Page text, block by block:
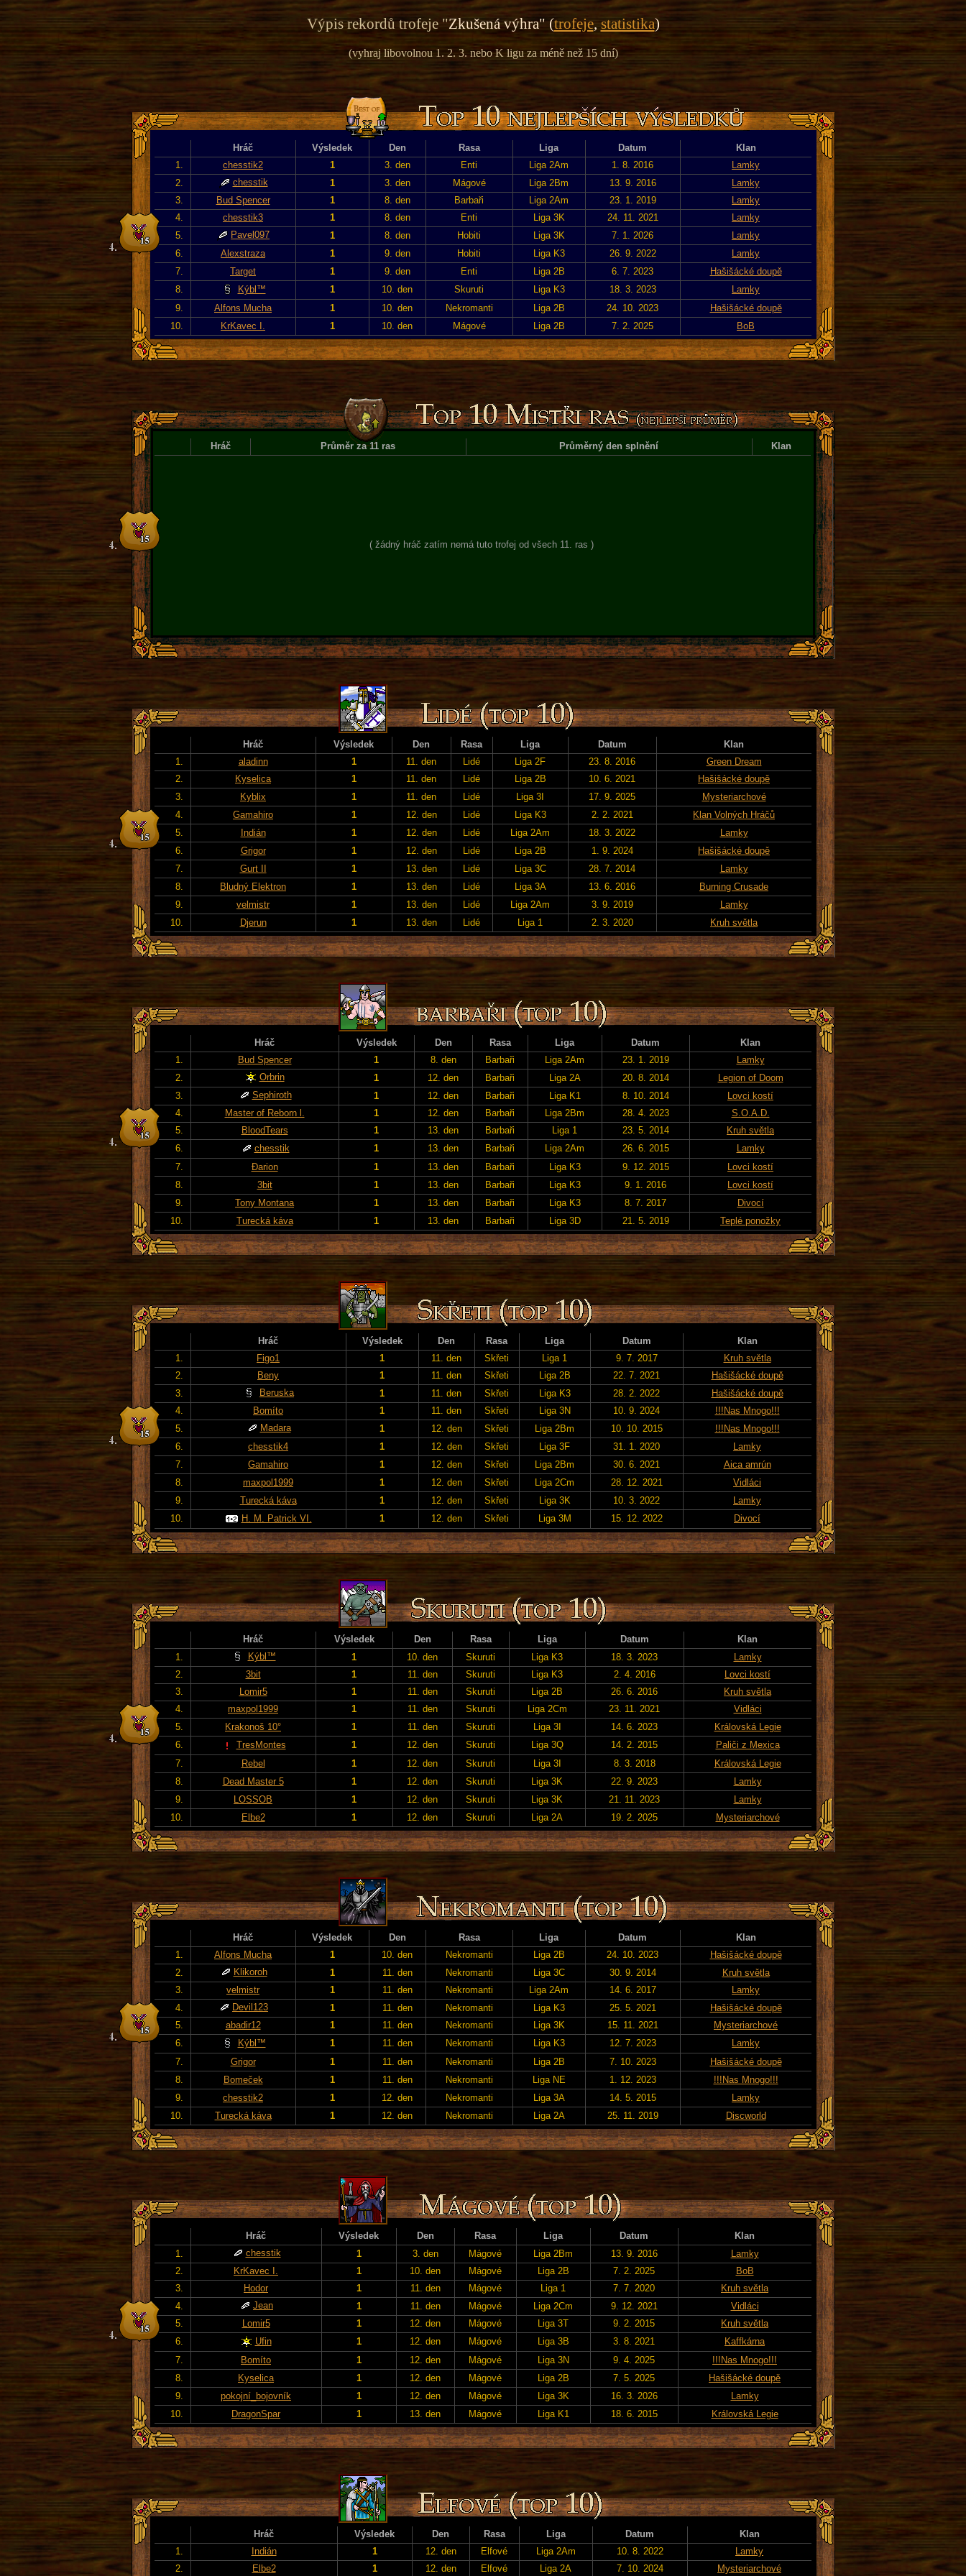
Výpis rekordů trofeje "Zkušená výhra" (trofeje,statistika)
(vyhraj libovolnou 1. 2. 3. nebo K ligu za méně než 15 dní)
Hráč Výsledek Den Rasa Liga Datum
Klan
1.
chesstik2 1 3. den Enti Liga 2Am 1. 8. 2016
Lamky
2.
chesstik 1 3. den Mágové Liga 2Bm 13. 9. 2016
Lamky
3.
Bud Spencer 1 8. den Barbaři Liga 2Am 23. 1. 2019
Lamky
4.
chesstik3 1 8. den Enti Liga 3K 24. 11. 2021
Lamky
5.
Pavel097 1 8. den Hobiti Liga 3K 7. 1. 2026
Lamky
6.
Alexstraza 1 9. den Hobiti Liga K3 26. 9. 2022
Lamky
7.
Target 1 9. den Enti Liga 2B 6. 7. 2023
Hašišácké doupě
8.
Kýbl™ 1 10. den Skuruti Liga K3 18. 3. 2023
Lamky
9.
Alfons Mucha 1 10. den Nekromanti Liga 2B 24. 10. 2023
Hašišácké doupě
10.
KrKavec I. 1 10. den Mágové Liga 2B 7. 2. 2025 BoB
Hráč Průměr za 11 ras Průměrný den splnění Klan
( žádný hráč zatím nemá tuto trofej od všech 11. ras )
Hráč Výsledek Den Rasa Liga Datum
Klan
1.
aladinn 1 11. den Lidé Liga 2F 23. 8. 2016
Green Dream
2.
Kyselica 1 11. den Lidé Liga 2B 10. 6. 2021
Hašišácké doupě
3.
Kyblix 1 11. den Lidé Liga 3I 17. 9. 2025
Mysteriarchové
4.
Gamahiro 1 12. den Lidé Liga K3 2. 2. 2021
Klan Volných Hráčů
5.
Indián 1 12. den Lidé Liga 2Am 18. 3. 2022
Lamky
6.
Grigor 1 12. den Lidé Liga 2B 1. 9. 2024
Hašišácké doupě
7.
Gurt II 1 13. den Lidé Liga 3C 28. 7. 2014
Lamky
8.
Bludný Elektron 1 13. den Lidé Liga 3A 13. 6. 2016
Burning Crusade
9.
velmistr 1 13. den Lidé Liga 2Am 3. 9. 2019
Lamky
10.
Djerun 1 13. den Lidé Liga 1 2. 3. 2020 Kruh světla
Hráč Výsledek Den Rasa Liga Datum
Klan
1.
Bud Spencer 1 8. den Barbaři Liga 2Am 23. 1. 2019
Lamky
2.
Orbrin 1 12. den Barbaři Liga 2A 20. 8. 2014
Legion of Doom
3.
Sephiroth 1 12. den Barbaři Liga K1 8. 10. 2014
Lovci kostí
4.
Master of Reborn l. 1 12. den Barbaři Liga 2Bm 28. 4. 2023
S.O.A.D.
5.
BloodTears 1 13. den Barbaři Liga 1 23. 5. 2014
Kruh světla
6.
chesstik 1 13. den Barbaři Liga 2Am 26. 6. 2015
Lamky
7.
Đarion 1 13. den Barbaři Liga K3 9. 12. 2015
Lovci kostí
8.
3bit 1 13. den Barbaři Liga K3 9. 1. 2016
Lovci kostí
9.
Tony Montana 1 13. den Barbaři Liga K3 8. 7. 2017
Divocí
10.
Turecká káva 1 13. den Barbaři Liga 3D 21. 5. 2019 Teplé ponožky
Hráč Výsledek Den Rasa Liga Datum
Klan
1.
Figo1 1 11. den Skřeti Liga 1 9. 7. 2017
Kruh světla
2.
Beny 1 11. den Skřeti Liga 2B 22. 7. 2021
Hašišácké doupě
3.
Beruska 1 11. den Skřeti Liga K3 28. 2. 2022
Hašišácké doupě
4.
Bomíto 1 11. den Skřeti Liga 3N 10. 9. 2024
!!!Nas Mnogo!!!
5.
Madara 1 12. den Skřeti Liga 2Bm 10. 10. 2015
!!!Nas Mnogo!!!
6.
chesstik4 1 12. den Skřeti Liga 3F 31. 1. 2020
Lamky
7.
Gamahiro 1 12. den Skřeti Liga 2Bm 30. 6. 2021
Aica amrún
8.
maxpol1999 1 12. den Skřeti Liga 2Cm 28. 12. 2021
Vidláci
9.
Turecká káva 1 12. den Skřeti Liga 3K 10. 3. 2022
Lamky
10.
H. M. Patrick VI. 1 12. den Skřeti Liga 3M 15. 12. 2022 Divocí
Hráč Výsledek Den Rasa Liga Datum
Klan
1.
Kýbl™ 1 10. den Skuruti Liga K3 18. 3. 2023
Lamky
2.
3bit 1 11. den Skuruti Liga K3 2. 4. 2016
Lovci kostí
3.
Lomir5 1 11. den Skuruti Liga 2B 26. 6. 2016
Kruh světla
4.
maxpol1999 1 11. den Skuruti Liga 2Cm 23. 11. 2021
Vidláci
5.
Krakonoš 10° 1 11. den Skuruti Liga 3I 14. 6. 2023
Královská Legie
6.
TresMontes 1 12. den Skuruti Liga 3Q 14. 2. 2015
Paliči z Mexica
7.
Rebel 1 12. den Skuruti Liga 3I 8. 3. 2018
Královská Legie
8.
Dead Master 5 1 12. den Skuruti Liga 3K 22. 9. 2023
Lamky
9.
LOSSOB 1 12. den Skuruti Liga 3K 21. 11. 2023
Lamky
10.
Elbe2 1 12. den Skuruti Liga 2A 19. 2. 2025 Mysteriarchové
Hráč Výsledek Den Rasa Liga Datum
Klan
1.
Alfons Mucha 1 10. den Nekromanti Liga 2B 24. 10. 2023
Hašišácké doupě
2.
Klikoroh 1 11. den Nekromanti Liga 3C 30. 9. 2014
Kruh světla
3.
velmistr 1 11. den Nekromanti Liga 2Am 14. 6. 2017
Lamky
4.
Devil123 1 11. den Nekromanti Liga K3 25. 5. 2021
Hašišácké doupě
5.
abadir12 1 11. den Nekromanti Liga 3K 15. 11. 2021
Mysteriarchové
6.
Kýbl™ 1 11. den Nekromanti Liga K3 12. 7. 2023
Lamky
7.
Grigor 1 11. den Nekromanti Liga 2B 7. 10. 2023
Hašišácké doupě
8.
Bomeček 1 11. den Nekromanti Liga NE 1. 12. 2023
!!!Nas Mnogo!!!
9.
chesstik2 1 12. den Nekromanti Liga 3A 14. 5. 2015
Lamky
10.
Turecká káva 1 12. den Nekromanti Liga 2A 25. 11. 2019 Discworld
Hráč Výsledek Den Rasa Liga Datum
Klan
1.
chesstik 1 3. den Mágové Liga 2Bm 13. 9. 2016
Lamky
2.
KrKavec I. 1 10. den Mágové Liga 2B 7. 2. 2025
BoB
3.
Hodor 1 11. den Mágové Liga 1 7. 7. 2020
Kruh světla
4.
Jean 1 11. den Mágové Liga 2Cm 9. 12. 2021
Vidláci
5.
Lomir5 1 12. den Mágové Liga 3T 9. 2. 2015
Kruh světla
6.
Ufin 1 12. den Mágové Liga 3B 3. 8. 2021
Kaffkárna
7.
Bomíto 1 12. den Mágové Liga 3N 9. 4. 2025
!!!Nas Mnogo!!!
8.
Kyselica 1 12. den Mágové Liga 2B 7. 5. 2025
Hašišácké doupě
9.
pokojní_bojovník 1 12. den Mágové Liga 3K 16. 3. 2026
Lamky
10.
DragonSpar 1 13. den Mágové Liga K1 18. 6. 2015 Královská Legie
Hráč Výsledek Den Rasa Liga Datum
Klan
1.
Indián 1 12. den Elfové Liga 2Am 10. 8. 2022
Lamky
2.
Elbe2 1 12. den Elfové Liga 2A 7. 10. 2024 Mysteriarchové